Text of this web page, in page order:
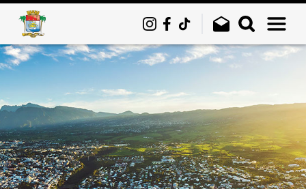
Panneau de gestion des cookies